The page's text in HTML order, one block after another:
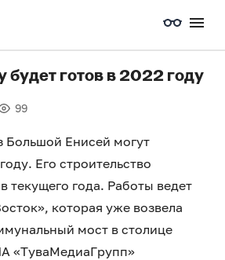
будет готов в 2022 году
99
Большой Енисей могут
Его строительство
текущего года. Работы ведет
которая уже возвела
мост в столице
«ТуваМедиаГрупп»